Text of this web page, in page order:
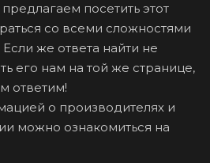
посетить этот
со всеми сложностями
же ответа найти не
его нам на той же странице,
ответим!
о производителях и
можно ознакомиться на